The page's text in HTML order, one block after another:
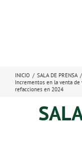
INICIO / SALA DE PRENSA /
Incrementos en la venta de
refacciones en 2024